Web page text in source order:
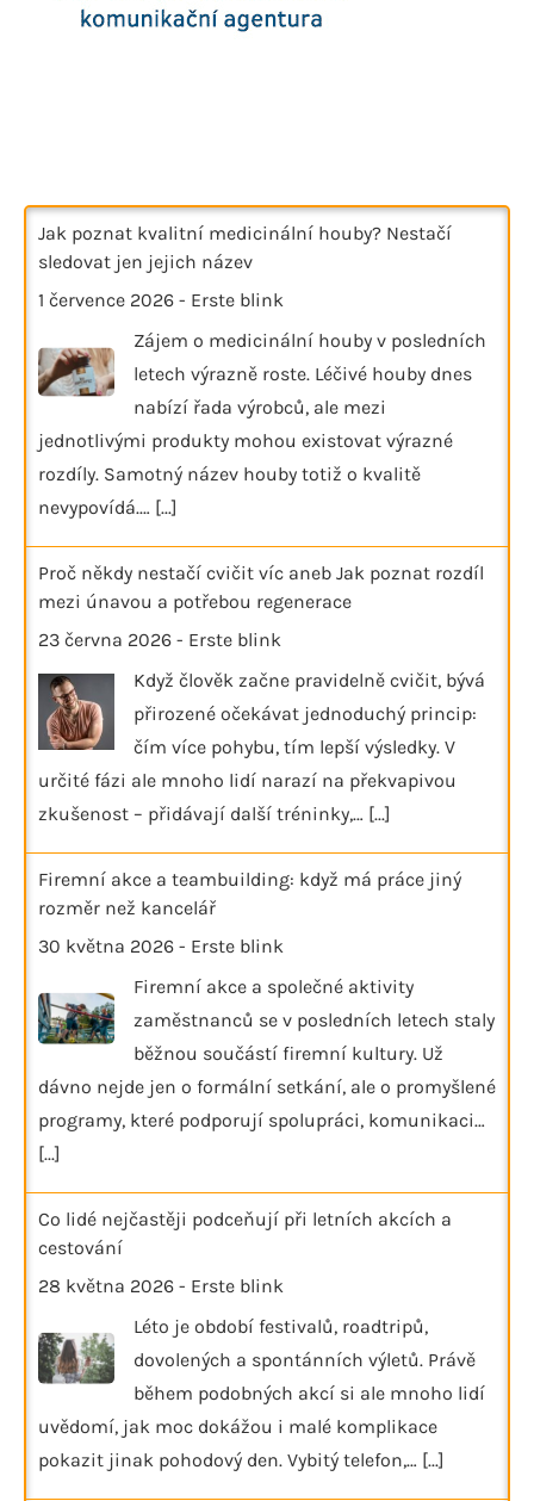
Jak poznat kvalitní medicinální houby? Nestačí
sledovat jen jejich název
1 července 2026 - Erste blink
Zájem o medicinální houby v posledních
letech výrazně roste. Léčivé houby dnes
nabízí řada výrobců, ale mezi
jednotlivými produkty mohou existovat výrazné
rozdíly. Samotný název houby totiž o kvalitě
nevypovídá.… [...]
Proč někdy nestačí cvičit víc aneb Jak poznat rozdíl
mezi únavou a potřebou regenerace
23 června 2026 - Erste blink
Když člověk začne pravidelně cvičit, bývá
přirozené očekávat jednoduchý princip:
čím více pohybu, tím lepší výsledky. V
určité fázi ale mnoho lidí narazí na překvapivou
zkušenost – přidávají další tréninky,… [...]
Firemní akce a teambuilding: když má práce jiný
rozměr než kancelář
30 května 2026 - Erste blink
Firemní akce a společné aktivity
zaměstnanců se v posledních letech staly
běžnou součástí firemní kultury. Už
dávno nejde jen o formální setkání, ale o promyšlené
programy, které podporují spolupráci, komunikaci…
[...]
Co lidé nejčastěji podceňují při letních akcích a
cestování
28 května 2026 - Erste blink
Léto je období festivalů, roadtripů,
dovolených a spontánních výletů. Právě
během podobných akcí si ale mnoho lidí
uvědomí, jak moc dokážou i malé komplikace
pokazit jinak pohodový den. Vybitý telefon,… [...]